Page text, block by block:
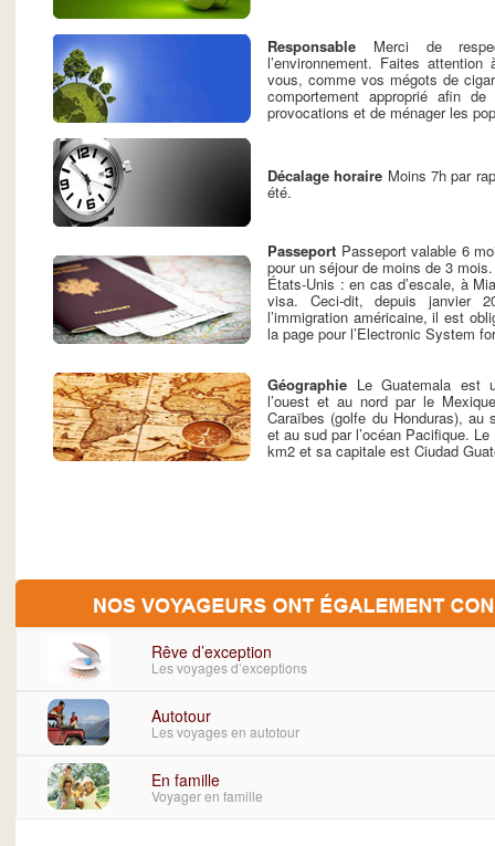
Responsable Merci de
l’environnement. Faites
vous, comme vos mégots de
comportement approprié afin
provocations et de ménager les
Décalage horaire Moins 7h par
été.
Passeport Passeport valable 6
pour un séjour de moins de 3
États-Unis : en cas d’escale, à
visa. Ceci-dit, depuis janvier
l’immigration américaine, il est
la page pour l’Electronic System
Géographie Le Guatemala est
l’ouest et au nord par le
Caraïbes (golfe du Honduras), au
et au sud par l’océan Pacifique.
km2 et sa capitale est Ciudad
Rêve d’exception
Les voyages d’exceptions
Autotour
Les voyages en autotour
En famille
Voyager en famille